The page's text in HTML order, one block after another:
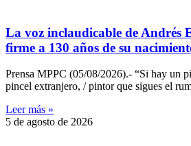
La voz inclaudicable de Andrés
firme a 130 años de su
Prensa MPPC (05/08/2026).- “Si hay un
pincel extranjero, / pintor que sigues el
Leer más »
5 de agosto de 2026